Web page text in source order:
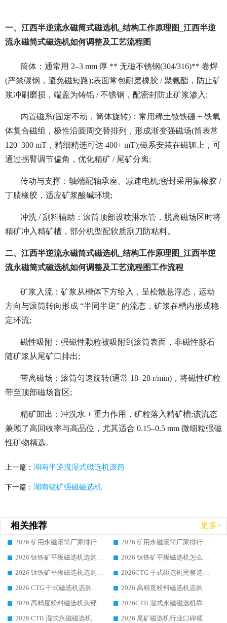
一、江西半逆流永磁筒式磁选机_结构工作原理图_江西半逆
流永磁筒式磁选机如何调整及工艺流程图
筒体：通常用 2–3 mm 厚 ** 无磁不锈钢(304/316)** 卷焊
(严禁碳钢，避免磁短路);表面常包耐磨橡胶 / 聚氨酯，防止矿
浆冲刷磨损，端盖为铸铝 / 不锈钢，配密封防止矿浆渗入;
内置磁系(固定不动，筒体旋转)：常用稀土钕铁硼 + 铁氧
体复合磁组，极性沿圆周交替排列，形成渐变强磁场(筒表常
120–300 mT，精细精选可达 400+ mT);磁系安装在磁轭上，可
通过拐臂调节偏角，优化精矿 / 尾矿分离;
传动与支撑：轴端配轴承座、减速电机;密封采用氟橡胶 /
丁腈橡胶，适应矿浆酸碱环境;
冲洗 / 刮料辅助：滚筒顶部设喷淋水管，脱离磁场区时将
精矿冲入精矿槽，部分机型配软质刮刀防粘料。
二、江西半逆流永磁筒式磁选机_结构工作原理图_江西半逆
流永磁筒式磁选机如何调整及工艺流程图工作流程
矿浆入流：矿浆从槽体下方给入，呈松散悬浮态，运动
方向与滚筒转向形成 “半同半逆” 的流态，矿浆在槽内形成稳
定环流;
磁性吸附：强磁性颗粒被吸附到滚筒表面，非磁性脉石
随矿浆从尾矿口排出;
带离磁场：滚筒匀速旋转(通常 18–28 r/min)，将磁性矿粒
带至顶部磁场盲区;
精矿卸出：冲洗水 + 重力作用，矿粒落入精矿槽;该流态
兼顾了高回收率与高品位，尤其适合 0.15–0.5 mm 微细粒强磁
性矿物精选。
上一篇： 湖南半逆流湿式磁选机滚筒
下一篇： 湖南锰矿强磁磁选机
相关推荐 更多+
2026 矿用永磁滚筒厂家排行榜选购干货指南 行业口碑标杆华体会手机网页版-华体会(中国) 实力出众
2026 矿用永磁滚筒厂家排行榜选购指南，行业口碑领域强者华体会手机网页版-华体会(中国)
2026 钛铁矿平板磁选机选购全攻略 市场公认优质品牌厂家实力排行榜
2026 钛铁矿平板磁选机怎么选 靠谱生产企业实力排行榜选购参考攻略
2026 钛铁矿平板磁选机选购指南 行业口碑优选品牌生产企业实力排行榜
2026CTG 干式磁选机完整选购指南 行业口碑顶尖靠谱生产龙头厂家实力推荐
2026 CTG 干式磁选机选购指南|行业口碑靠谱生产厂家领域强者推荐
2026 高精度粉料磁选机选购全攻略 行业优质品牌华体会手机网页版-华体会(中国) 实力深度解析
2026 高精度粉料磁选机头部厂家选购指南 行业口碑靠谱品牌推荐 领域强者华体会手机网页版-华体会(中国) 解析
2026CTB 湿式永磁磁选机靠谱厂家实力排行榜 铁矿选矿设备采购全流程选购指南
2026 CTB 湿式永磁磁选机选购指南|行业口碑良好品牌推荐，领域强者华体会手机网页版-华体会(中国)
2026 尾矿磁选机行业口碑领域强者，源头直供国内主流厂家华体会手机网页版-华体会(中国) 一站式服务